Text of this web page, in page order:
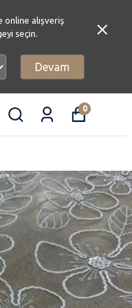
alışveriş
seçin.
Devam
0